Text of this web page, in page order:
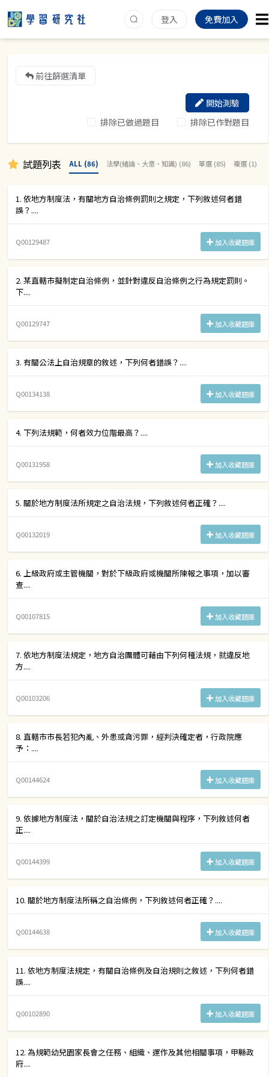
登入 免費加入
前往篩選清單
排除已做過題目 排除已作對題目
開始測驗
試題列表 ALL (86) 法學(緒論、大意、知識) (86) 單選 (85) 複選 (1)
1. 依地方制度法，有關地方自治條例罰則之規定，下列敘述何者錯
誤？....
Q00129487 加入收藏題庫
2. 某直轄市擬制定自治條例，並針對違反自治條例之行為規定罰則。
下....
Q00129747 加入收藏題庫
3. 有關公法上自治規章的敘述，下列何者錯誤？....
Q00134138 加入收藏題庫
4. 下列法規範，何者效力位階最高？....
Q00131958 加入收藏題庫
5. 關於地方制度法所規定之自治法規，下列敘述何者正確？....
Q00132019 加入收藏題庫
6. 上級政府或主管機關，對於下級政府或機關所陳報之事項，加以審
查....
Q00107815 加入收藏題庫
7. 依地方制度法規定，地方自治團體可藉由下列何種法規，就違反地
方....
Q00103206 加入收藏題庫
8. 直轄市市長若犯內亂、外患或貪污罪，經判決確定者，行政院應
予：....
Q00144624 加入收藏題庫
9. 依據地方制度法，關於自治法規之訂定機關與程序，下列敘述何者
正....
Q00144399 加入收藏題庫
10. 關於地方制度法所稱之自治條例，下列敘述何者正確？....
Q00144638 加入收藏題庫
11. 依地方制度法規定，有關自治條例及自治規則之敘述，下列何者錯
誤....
Q00102890 加入收藏題庫
12. 為規範幼兒園家長會之任務、組織、運作及其他相關事項，甲縣政
府....